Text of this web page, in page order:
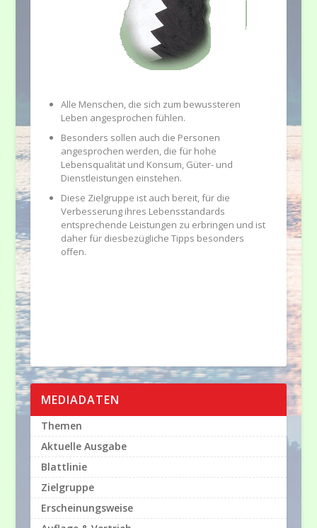
Alle Menschen, die sich zum bewussteren
Leben angesprochen fühlen.
Besonders sollen auch die Personen
angesprochen werden, die für hohe
Lebensqualität und Konsum, Güter- und
Dienstleistungen einstehen.
Diese Zielgruppe ist auch bereit, für die
Verbesserung ihres Lebensstandards
entsprechende Leistungen zu erbringen und ist
daher für diesbezügliche Tipps besonders
offen.
MEDIADATEN
Themen
Aktuelle Ausgabe
Blattlinie
Zielgruppe
Erscheinungsweise